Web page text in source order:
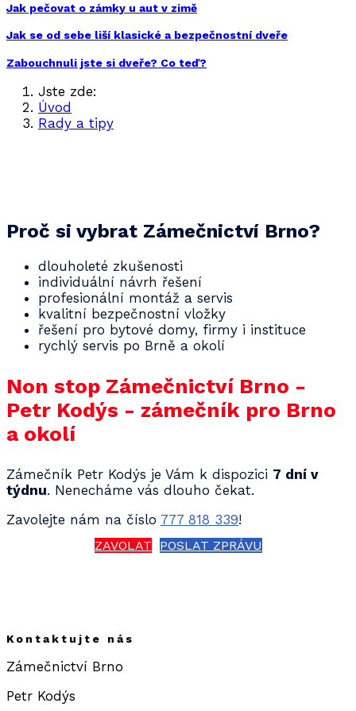
Jak pečovat o zámky u aut v zimě
Jak se od sebe liší klasické a bezpečnostní dveře
Zabouchnuli jste si dveře? Co teď?
Jste zde:
Úvod
Rady a tipy
Proč si vybrat Zámečnictví Brno?
dlouholeté zkušenosti
individuální návrh řešení
profesionální montáž a servis
kvalitní bezpečnostní vložky
řešení pro bytové domy, firmy i instituce
rychlý servis po Brně a okolí
Non stop Zámečnictví Brno -
Petr Kodýs - zámečník pro Brno
a okolí
Zámečník Petr Kodýs je Vám k dispozici 7 dní v
týdnu. Nenecháme vás dlouho čekat.
Zavolejte nám na číslo 777 818 339!
ZAVOLAT POSLAT ZPRÁVU
Kontaktujte nás
Zámečnictví Brno
Petr Kodýs